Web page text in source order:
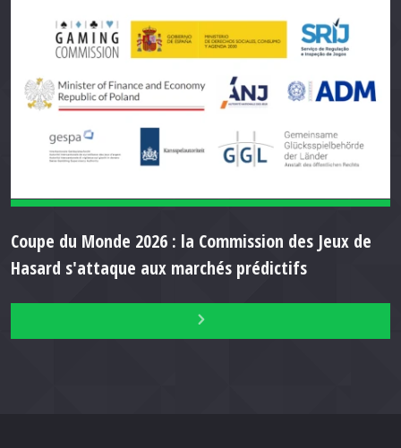
Coupe du Monde 2026 : la Commission des Jeux de
Hasard s'attaque aux marchés prédictifs